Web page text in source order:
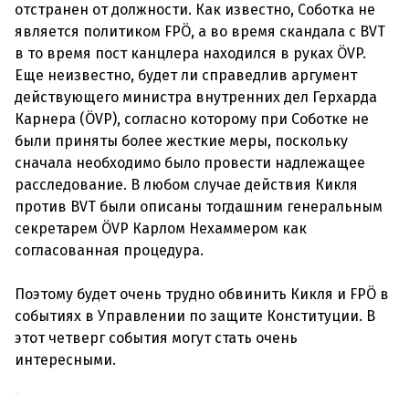
отстранен от должности. Как известно, Соботка не
является политиком FPÖ, а во время скандала с BVT
в то время пост канцлера находился в руках ÖVP.
Еще неизвестно, будет ли справедлив аргумент
действующего министра внутренних дел Герхарда
Карнера (ÖVP), согласно которому при Соботке не
были приняты более жесткие меры, поскольку
сначала необходимо было провести надлежащее
расследование. В любом случае действия Кикля
против BVT были описаны тогдашним генеральным
секретарем ÖVP Карлом Нехаммером как
согласованная процедура.
Поэтому будет очень трудно обвинить Кикля и FPÖ в
событиях в Управлении по защите Конституции. В
этот четверг события могут стать очень